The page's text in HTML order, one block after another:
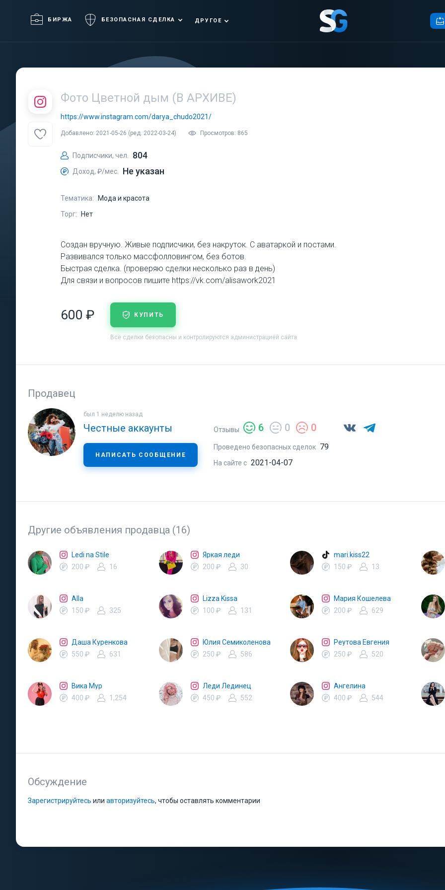
БИРЖА БЕЗОПАСНАЯ СДЕЛКА ДРУГОЕ
Фото Цветной дым (В АРХИВЕ)
https://www.instagram.com/darya_chudo2021/
Добавлено: 2021-05-26 (ред. 2022-03-24) Просмотров: 865
Подписчики, чел. 804
Доход, ₽/мес. Не указан
Тематика:
Мода и красота
Торг:
Нет
Создан вручную. Живые подписчики, без накруток. С аватаркой и постами.
Развивался только массфолловингом, без ботов.
Быстрая сделка. (проверяю сделки несколько раз в день)
Для связи и вопросов пишите https://vk.com/alisawork2021
600 ₽ КУПИТЬ
Все сделки безопасны и контролируются администрацией сайта
Продавец
был 1 неделю назад
Честные аккаунты
НАПИСАТЬ СООБЩЕНИЕ
Отзывы 6 0 0
Проведено безопасных сделок 79
На сайте с 2021-04-07
Другие объявления продавца (16)
Ledi na Stile
200 ₽
16
Яркая леди
200 ₽
30
mari.kiss22
150 ₽
13
Alla
150 ₽
325
Lizza Kissa
100 ₽
131
Мария Кошелева
200 ₽
629
Даша Куренкова
550 ₽
631
Юлия Семиколенова
250 ₽
586
Реутова Евгения
250 ₽
520
Вика Мур
400 ₽
1,254
Леди Лединец
450 ₽
552
Ангелина
400 ₽
544
Обсуждение
Зарегистрируйтесь или авторизуйтесь, чтобы оставлять комментарии